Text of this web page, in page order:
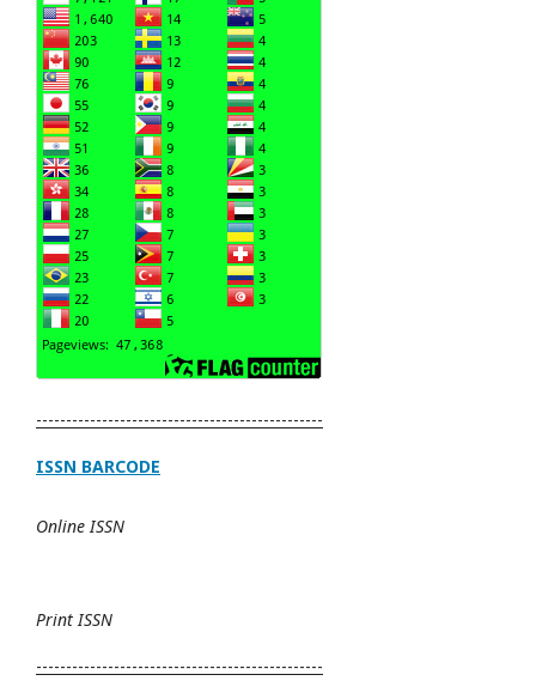
------------------------------------------------
ISSN BARCODE
Online ISSN
Print ISSN
------------------------------------------------